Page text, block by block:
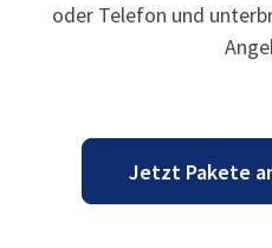
oder Telefon und